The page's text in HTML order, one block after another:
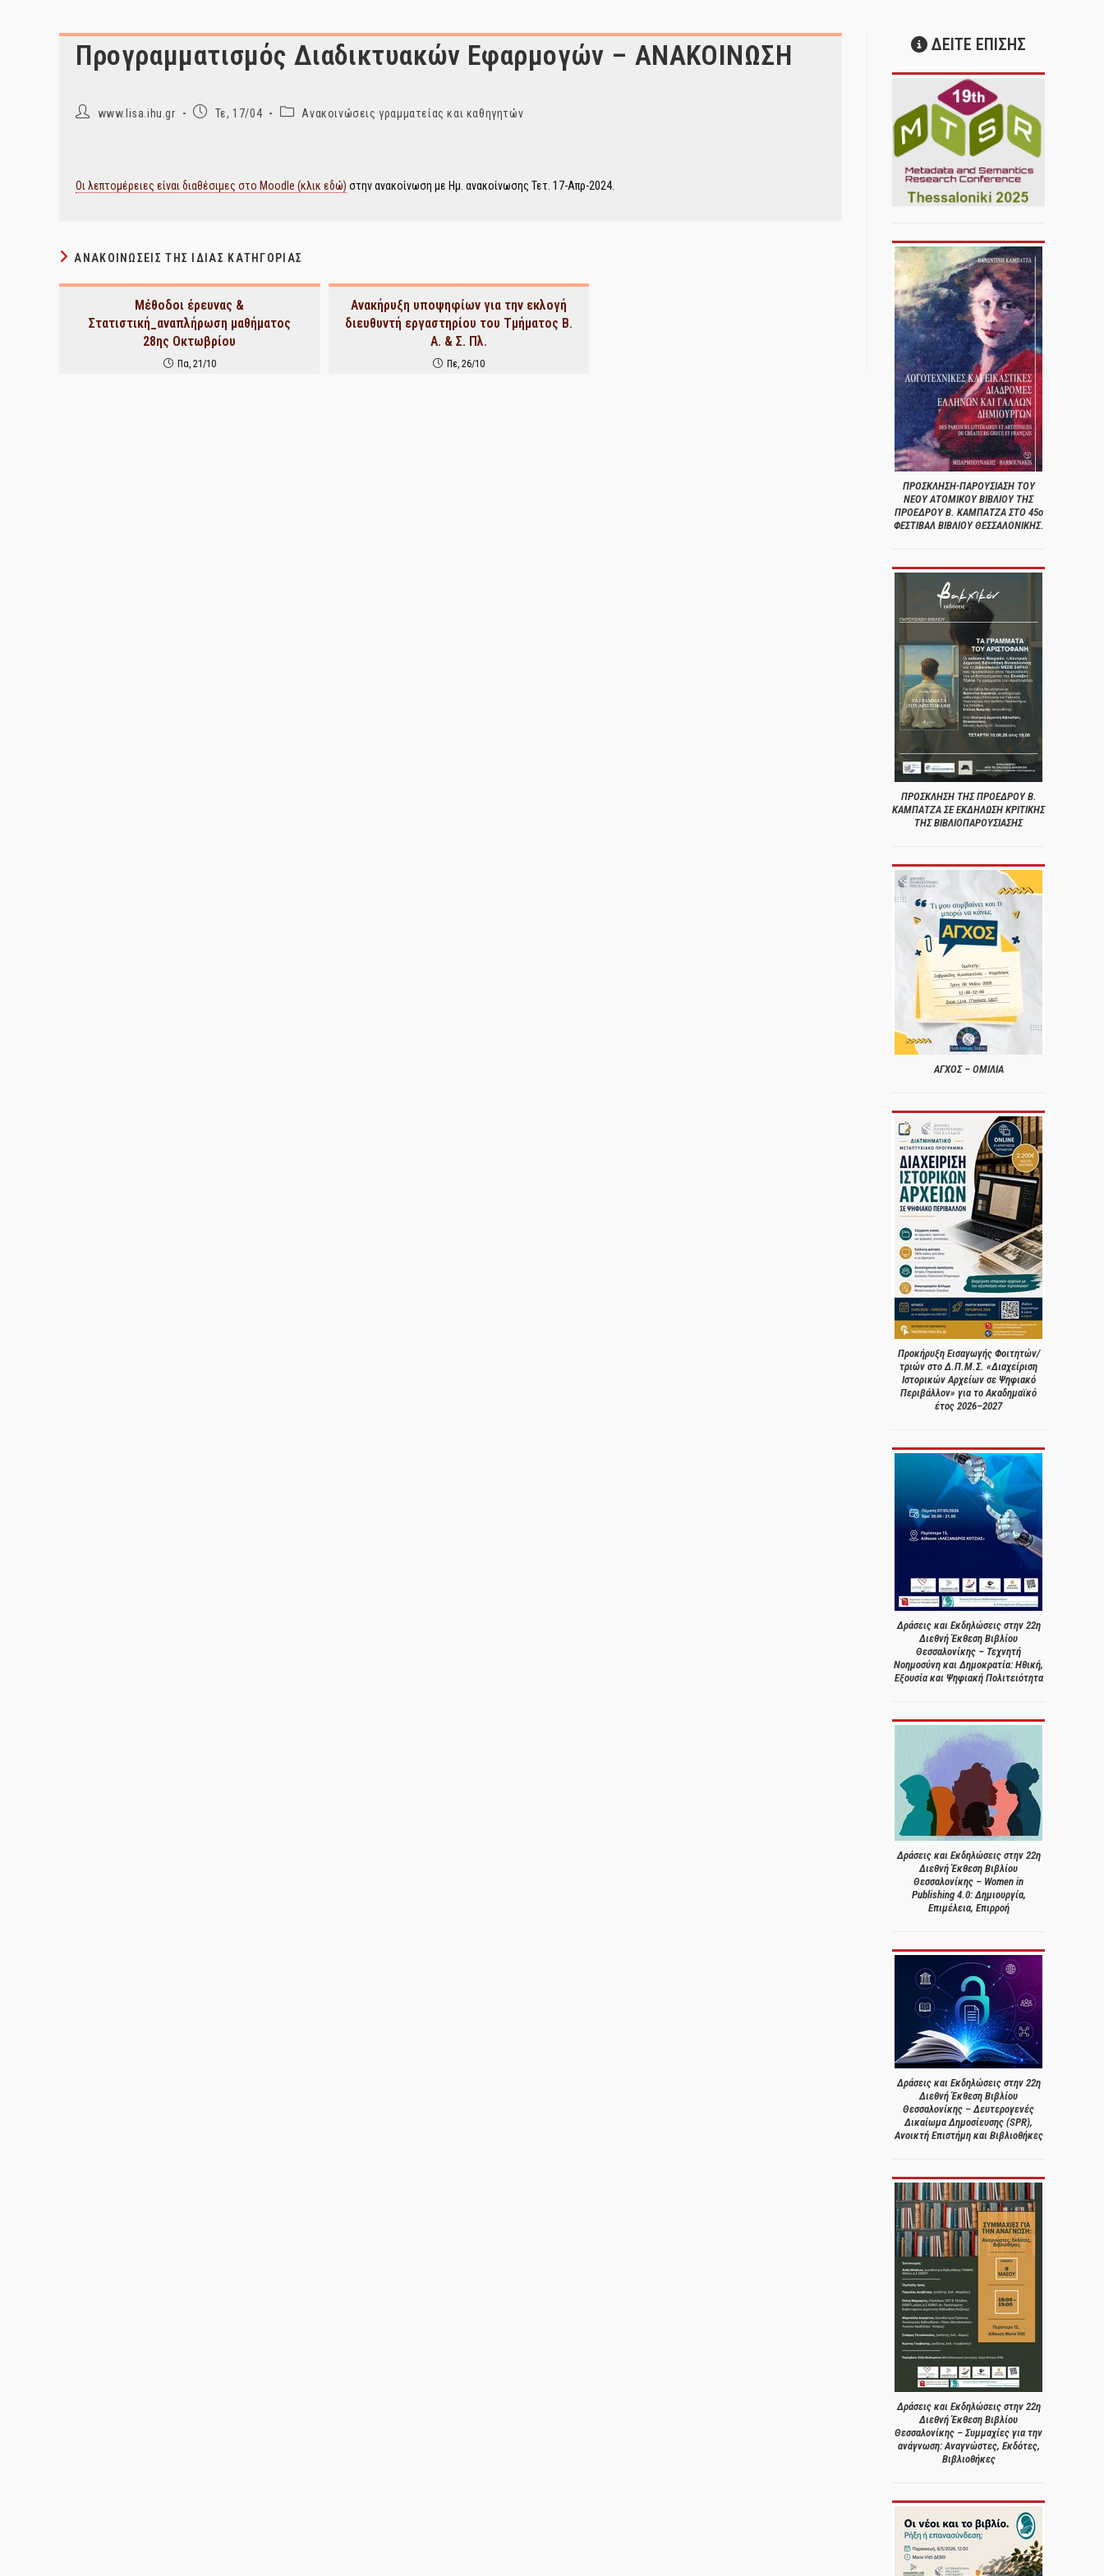
Προγραμματισμός Διαδικτυακών Εφαρμογών – ΑΝΑΚΟΙΝΩΣΗ
Postwww.lisa.ihu.gr
PostΤε, 17/04
PostΑνακοινώσεις γραμματείας και καθηγητών
Οι λεπτομέρειες είναι διαθέσιμες στο Moodle (κλικ εδώ) στην ανακοίνωση με Ημ. ανακοίνωσης Τετ. 17-Απρ-2024.
ΑΝΑΚΟΙΝΏΣΕΙΣ ΤΗΣ ΊΔΙΑΣ ΚΑΤΗΓΟΡΊΑΣ
Μέθοδοι έρευνας &
Στατιστική_αναπλήρωση μαθήματος
28ης Οκτωβρίου
Πα, 21/10
Ανακήρυξη υποψηφίων για την εκλογή
διευθυντή εργαστηρίου του Τμήματος Β.
Α. & Σ. Πλ.
Πε, 26/10
ΔΕΙΤΕ ΕΠΙΣΗΣ
ΠΡΟΣΚΛΗΣΗ-ΠΑΡΟΥΣΙΑΣΗ ΤΟΥ
ΝΕΟΥ ΑΤΟΜΙΚΟΥ ΒΙΒΛΙΟΥ ΤΗΣ
ΠΡΟΕΔΡΟΥ Β. ΚΑΜΠΑΤΖΑ ΣΤΟ 45ο
ΦΕΣΤΙΒΑΛ ΒΙΒΛΙΟΥ ΘΕΣΣΑΛΟΝΙΚΗΣ.
ΠΡΟΣΚΛΗΣΗ ΤΗΣ ΠΡΟΕΔΡΟΥ Β.
ΚΑΜΠΑΤΖΑ ΣΕ ΕΚΔΗΛΩΣΗ ΚΡΙΤΙΚΗΣ
ΤΗΣ ΒΙΒΛΙΟΠΑΡΟΥΣΙΑΣΗΣ
ΑΓΧΟΣ – ΟΜΙΛΙΑ
Προκήρυξη Εισαγωγής Φοιτητών/
τριών στο Δ.Π.Μ.Σ. «Διαχείριση
Ιστορικών Αρχείων σε Ψηφιακό
Περιβάλλον» για το Ακαδημαϊκό
έτος 2026–2027
Δράσεις και Εκδηλώσεις στην 22η
Διεθνή Έκθεση Βιβλίου
Θεσσαλονίκης – Τεχνητή
Νοημοσύνη και Δημοκρατία: Ηθική,
Εξουσία και Ψηφιακή Πολιτειότητα
Δράσεις και Εκδηλώσεις στην 22η
Διεθνή Έκθεση Βιβλίου
Θεσσαλονίκης – Women in
Publishing 4.0: Δημιουργία,
Επιμέλεια, Επιρροή
Δράσεις και Εκδηλώσεις στην 22η
Διεθνή Έκθεση Βιβλίου
Θεσσαλονίκης – Δευτερογενές
Δικαίωμα Δημοσίευσης (SPR),
Ανοικτή Επιστήμη και Βιβλιοθήκες
Δράσεις και Εκδηλώσεις στην 22η
Διεθνή Έκθεση Βιβλίου
Θεσσαλονίκης – Συμμαχίες για την
ανάγνωση: Αναγνώστες, Εκδότες,
Βιβλιοθήκες